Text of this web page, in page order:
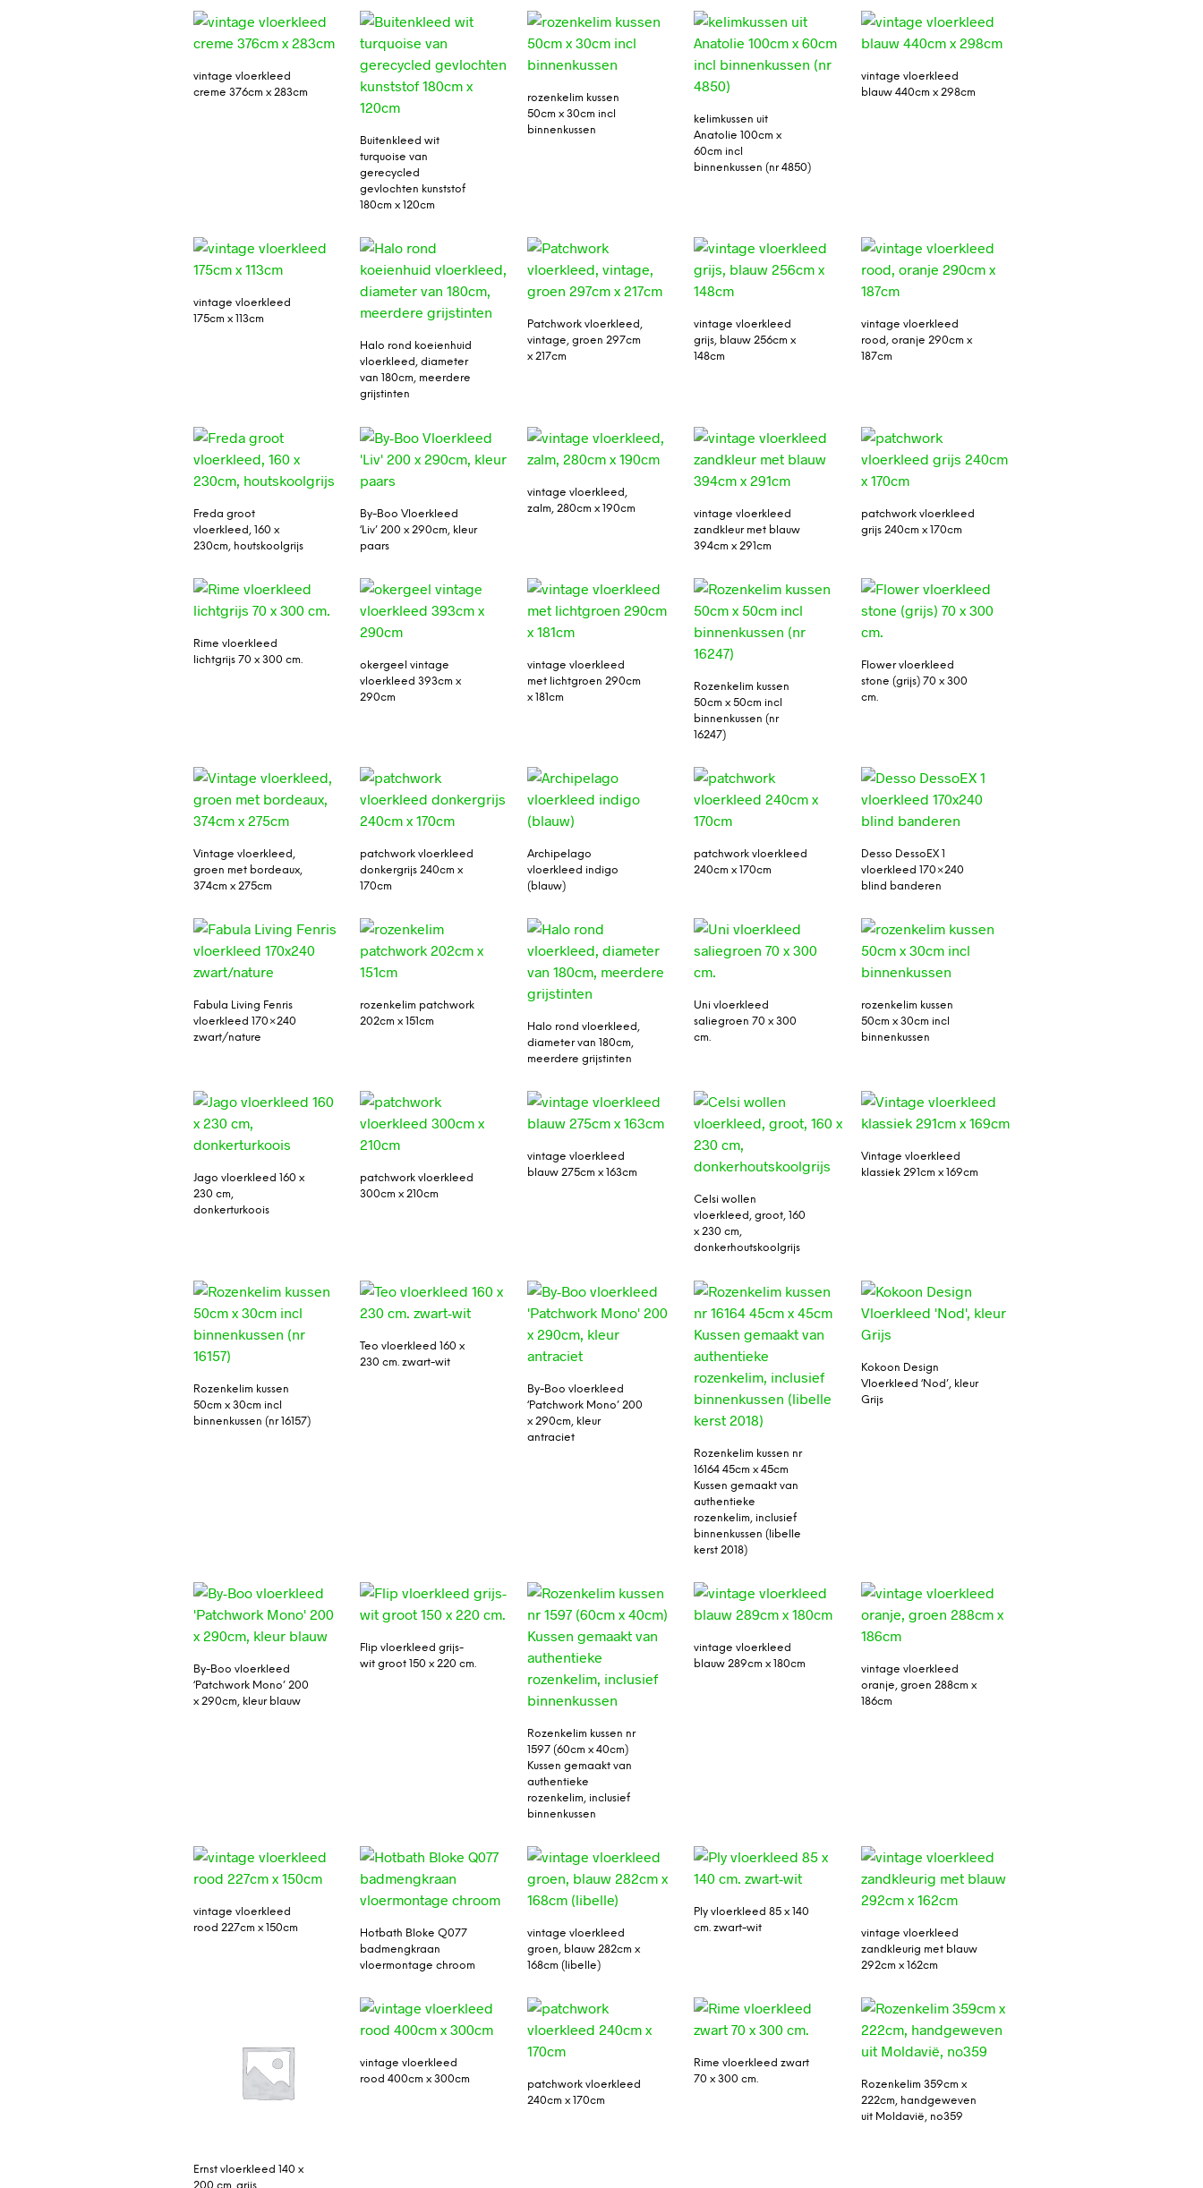
vintage vloerkleed
creme 376cm x 283cm
Buitenkleed wit
turquoise van
gerecycled
gevlochten kunststof
180cm x 120cm
rozenkelim kussen
50cm x 30cm incl
binnenkussen
kelimkussen uit
Anatolie 100cm x
60cm incl
binnenkussen (nr 4850)
vintage vloerkleed
blauw 440cm x 298cm
vintage vloerkleed
175cm x 113cm
Halo rond koeienhuid
vloerkleed, diameter
van 180cm, meerdere
grijstinten
Patchwork vloerkleed,
vintage, groen 297cm
x 217cm
vintage vloerkleed
grijs, blauw 256cm x
148cm
vintage vloerkleed
rood, oranje 290cm x
187cm
Freda groot
vloerkleed, 160 x
230cm, houtskoolgrijs
By-Boo Vloerkleed
‘Liv’ 200 x 290cm, kleur
paars
vintage vloerkleed,
zalm, 280cm x 190cm
vintage vloerkleed
zandkleur met blauw
394cm x 291cm
patchwork vloerkleed
grijs 240cm x 170cm
Rime vloerkleed
lichtgrijs 70 x 300 cm.
okergeel vintage
vloerkleed 393cm x
290cm
vintage vloerkleed
met lichtgroen 290cm
x 181cm
Rozenkelim kussen
50cm x 50cm incl
binnenkussen (nr
16247)
Flower vloerkleed
stone (grijs) 70 x 300
cm.
Vintage vloerkleed,
groen met bordeaux,
374cm x 275cm
patchwork vloerkleed
donkergrijs 240cm x
170cm
Archipelago
vloerkleed indigo
(blauw)
patchwork vloerkleed
240cm x 170cm
Desso DessoEX 1
vloerkleed 170×240
blind banderen
Fabula Living Fenris
vloerkleed 170×240
zwart/nature
rozenkelim patchwork
202cm x 151cm
Halo rond vloerkleed,
diameter van 180cm,
meerdere grijstinten
Uni vloerkleed
saliegroen 70 x 300
cm.
rozenkelim kussen
50cm x 30cm incl
binnenkussen
Jago vloerkleed 160 x
230 cm,
donkerturkoois
patchwork vloerkleed
300cm x 210cm
vintage vloerkleed
blauw 275cm x 163cm
Celsi wollen
vloerkleed, groot, 160
x 230 cm,
donkerhoutskoolgrijs
Vintage vloerkleed
klassiek 291cm x 169cm
Rozenkelim kussen
50cm x 30cm incl
binnenkussen (nr 16157)
Teo vloerkleed 160 x
230 cm. zwart-wit
By-Boo vloerkleed
‘Patchwork Mono’ 200
x 290cm, kleur
antraciet
Rozenkelim kussen nr
16164 45cm x 45cm
Kussen gemaakt van
authentieke
rozenkelim, inclusief
binnenkussen (libelle
kerst 2018)
Kokoon Design
Vloerkleed ‘Nod’, kleur
Grijs
By-Boo vloerkleed
‘Patchwork Mono’ 200
x 290cm, kleur blauw
Flip vloerkleed grijs-
wit groot 150 x 220 cm.
Rozenkelim kussen nr
1597 (60cm x 40cm)
Kussen gemaakt van
authentieke
rozenkelim, inclusief
binnenkussen
vintage vloerkleed
blauw 289cm x 180cm
vintage vloerkleed
oranje, groen 288cm x
186cm
vintage vloerkleed
rood 227cm x 150cm
Hotbath Bloke Q077
badmengkraan
vloermontage chroom
vintage vloerkleed
groen, blauw 282cm x
168cm (libelle)
Ply vloerkleed 85 x 140
cm. zwart-wit
vintage vloerkleed
zandkleurig met blauw
292cm x 162cm
Ernst vloerkleed 140 x
200 cm. grijs
vintage vloerkleed
rood 400cm x 300cm
patchwork vloerkleed
240cm x 170cm
Rime vloerkleed zwart
70 x 300 cm.
Rozenkelim 359cm x
222cm, handgeweven
uit Moldavië, no359